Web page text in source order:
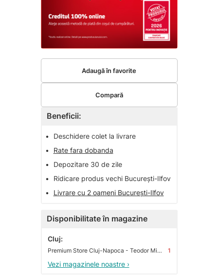
Beneficii:
•
Deschidere colet la livrare
•
Rate fara dobanda
•
Depozitare 30 de zile
•
Ridicare produs vechi București-Ilfov
•
Livrare cu 2 oameni București-Ilfov
Disponibilitate în magazine
Cluj:
Premium Store Cluj-Napoca - Teodor Mihali 1
Vezi magazinele noastre ›
Adaugă în favorite
Compară